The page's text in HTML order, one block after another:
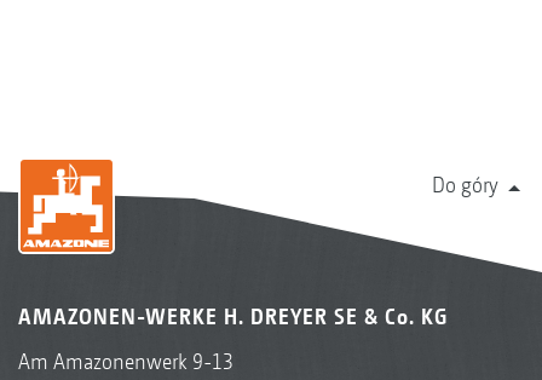
Do góry
AMAZONEN-WERKE H. DREYER SE & Co. KG
Am Amazonenwerk 9-13